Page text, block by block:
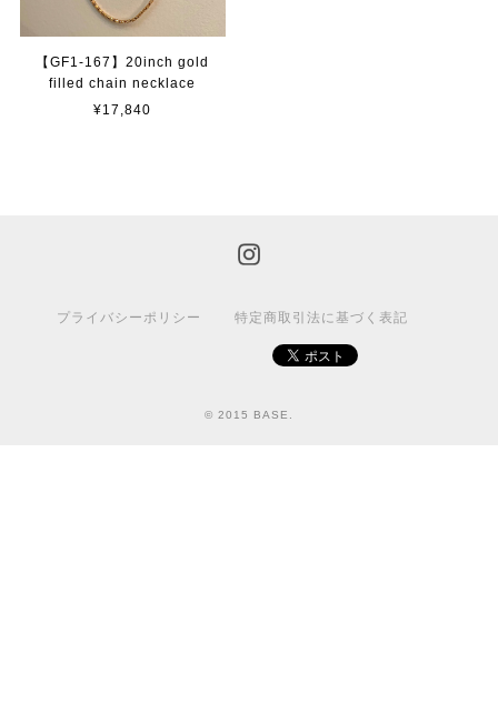
【GF1-167】20inch gold
filled chain necklace
¥17,840
プライバシーポリシー 特定商取引法に基づく表記
© 2015 BASE.